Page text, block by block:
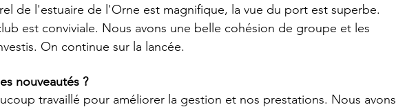
de l'estuaire de l'Orne est magnifique, la vue du port est superbe.
est conviviale. Nous avons une belle cohésion de groupe et les
On continue sur la lancée.
nouveautés ?
travaillé pour améliorer la gestion et nos prestations. Nous avons